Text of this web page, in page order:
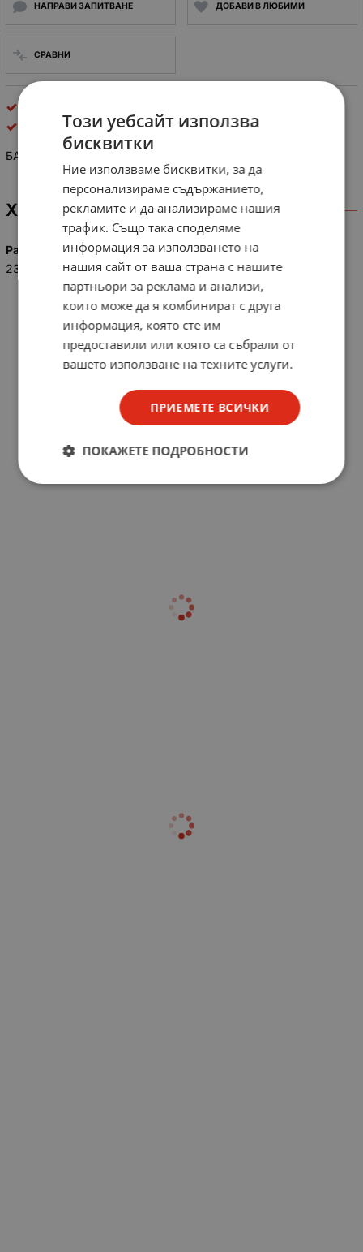
НАПРАВИ ЗАПИТВАНЕ ДОБАВИ В ЛЮБИМИ
СРАВНИ
TOSHIBA
БАТЕРИЯ TOSHIBA 23A
ХАРАКТЕРИСТИКИ
Размер
23A / A23
Този уебсайт използва
бисквитки
Ние използваме бисквитки, за да
персонализираме съдържанието,
рекламите и да анализираме нашия
трафик. Също така споделяме
информация за използването на
нашия сайт от ваша страна с нашите
партньори за реклама и анализи,
които може да я комбинират с друга
информация, която сте им
предоставили или която са събрали от
вашето използване на техните услуги.
ПРИЕМЕТЕ ВСИЧКИ
ПОКАЖЕТЕ ПОДРОБНОСТИ